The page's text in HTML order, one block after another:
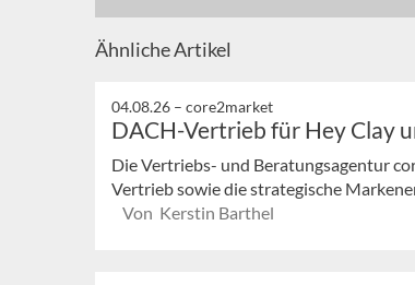
Ähnliche Artikel
04.08.26 – core2market
DACH-Vertrieb für Hey Clay
Die Vertriebs- und Beratungsagentur
Vertrieb sowie die strategische
Von Kerstin Barthel